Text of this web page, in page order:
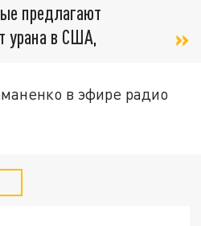
предлагают
урана в США,
в эфире радио